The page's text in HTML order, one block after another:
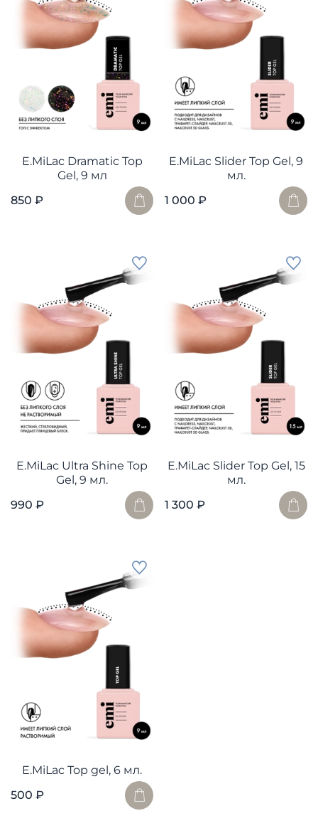
E.MiLac Dramatic Top
Gel, 9 мл
850 ₽
E.MiLac Slider Top Gel, 9
мл.
1 000 ₽
E.MiLac Ultra Shine Top
Gel, 9 мл.
990 ₽
E.MiLac Slider Top Gel, 15
мл.
1 300 ₽
E.MiLac Top gel, 6 мл.
500 ₽